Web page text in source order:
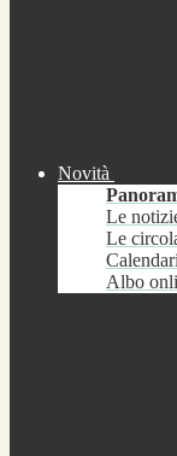
Novità
Le
Le
Albo